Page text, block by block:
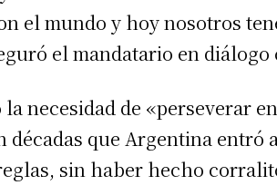
el mundo y hoy nosotros
el mandatario en diálogo
necesidad de «perseverar
décadas que Argentina entró
sin haber hecho